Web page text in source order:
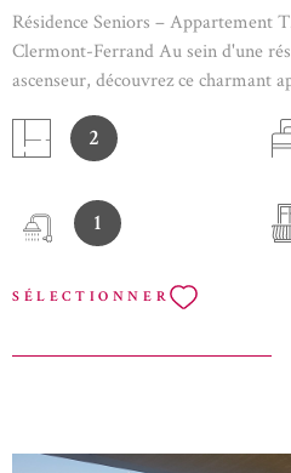
Résidence Seniors – Appartement
Clermont-Ferrand Au sein d'une
ascenseur, découvrez ce charmant
situé au 6? étage . Il se compose
séjour lumineux et convivial, - Une
salle d'eau avec WC. Vous
dispose d'un pool house proposant
convivialité. Informations
650 € / mois (Eau, taxe des
l'entretien des communs) Dépôt de
d'agence : 450 € Chauffage
: E Consommation énergétique :
à effet de serre : 12 CO2/m²/an
- Siret 53470177600047 - RCS du
2
1
SÉLECTIONNER